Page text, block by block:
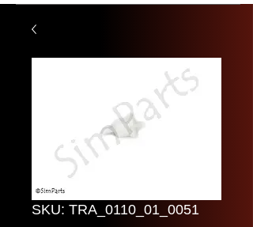
SKU: TRA_0110_01_0051